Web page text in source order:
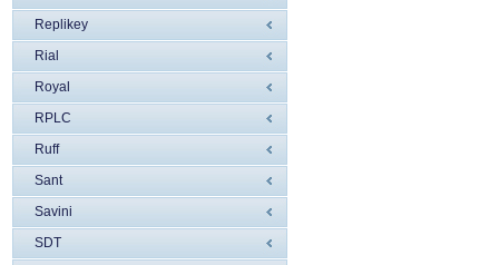
Replikey
Rial
Royal
RPLC
Ruff
Sant
Savini
SDT